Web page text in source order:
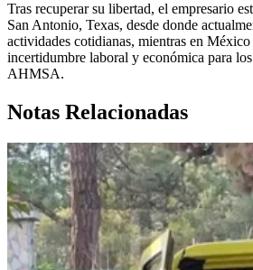
Tras recuperar su libertad, el empresario
San Antonio, Texas, desde donde
actividades cotidianas, mientras en
incertidumbre laboral y económica para
AHMSA.
Notas Relacionadas